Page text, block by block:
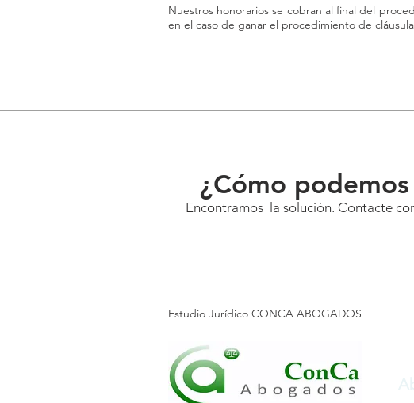
Nuestros honorarios se cobran al final del
en el caso de ganar el procedimiento de
¿Cómo
Encontramos la solución. Contacte
Estudio Jurídico CONCA ABOGADOS